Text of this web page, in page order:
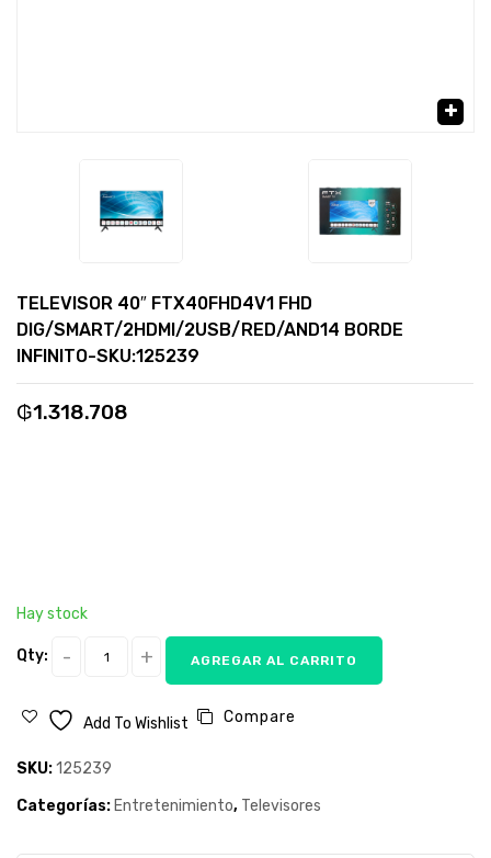
TELEVISOR 40″ FTX40FHD4V1 FHD
DIG/SMART/2HDMI/2USB/RED/AND14 BORDE
INFINITO-SKU:125239
₲1.318.708
Hay stock
Qty: AGREGAR AL CARRITO
Add To Wishlist Compare
SKU:125239
Categorías: Entretenimiento, Televisores